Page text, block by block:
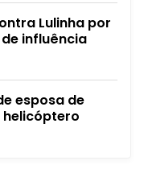
Lulinha por
influência
esposa de
helicóptero